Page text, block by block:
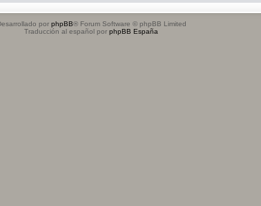
por phpBB® Forum Software © phpBB Limited
Traducción al español por phpBB España